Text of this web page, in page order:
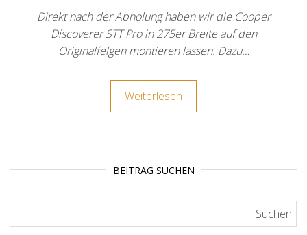
Direkt nach der Abholung haben wir die Cooper
Discoverer STT Pro in 275er Breite auf den
Originalfelgen montieren lassen. Dazu…
Weiterlesen
BEITRAG SUCHEN